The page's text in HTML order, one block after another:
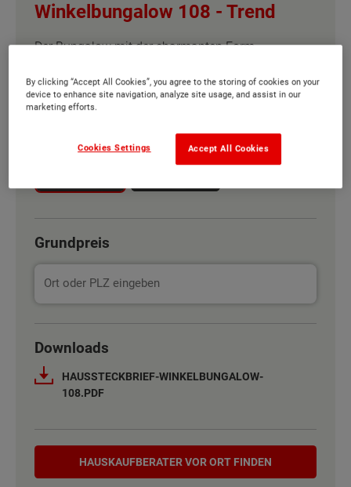
Basisinformation
Außenmaße 10.75 m x 13 m
Winkelbungalow 108 - Trend
Der Bungalow mit der charmanten Form –
Wählen Sie eine Variante:
Grundpreis
Downloads
HAUSSTECKBRIEF-WINKELBUNGALOW-
108.PDF
Hauskaufberater
HAUSKAUF­BERATER VOR ORT FINDEN
By clicking “Accept All Cookies”, you agree to the storing of cookies on your
device to enhance site navigation, analyze site usage, and assist in our
marketing efforts.
Accept All Cookies
Cookies Settings